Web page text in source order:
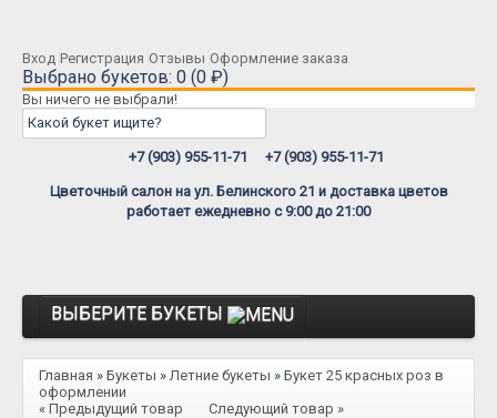
Вход Регистрация Отзывы Оформление заказа
Выбрано букетов: 0 (0 ₽)
Вы ничего не выбрали!
+7 (903) 955-11-71 +7 (903) 955-11-71
Цветочный салон на ул. Белинского 21 и доставка цветов
работает ежедневно с 9:00 до 21:00
ВЫБЕРИТЕ БУКЕТЫ
Розы
Розы Премиум
Главная » Букеты » Летние букеты » Букет 25 красных роз в
оформлении
« Предыдущий товар
Следующий товар »